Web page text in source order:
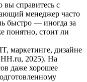
вы справитесь с
менеджер часто
быстро — иногда за
понятно, стоит ли
маркетинге, дизайне
2025). На
даже хорошее